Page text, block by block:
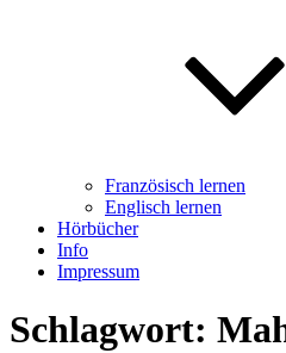
Französisch lernen
Englisch lernen
Hörbücher
Info
Impressum
Schlagwort: